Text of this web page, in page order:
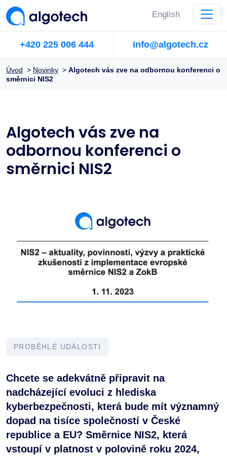
English
+420 225 006 444 info@algotech.cz
Úvod > Novinky > Algotech vás zve na odbornou konferenci o
směrnici NIS2
Algotech vás zve na
odbornou konferenci o
směrnici NIS2
PROBĚHLÉ UDÁLOSTI
Chcete se adekvátně připravit na
nadcházející evoluci z hlediska
kyberbezpečnosti, která bude mít významný
dopad na tisíce společností v České
republice a EU? Směrnice NIS2, která
vstoupí v platnost v polovině roku 2024,